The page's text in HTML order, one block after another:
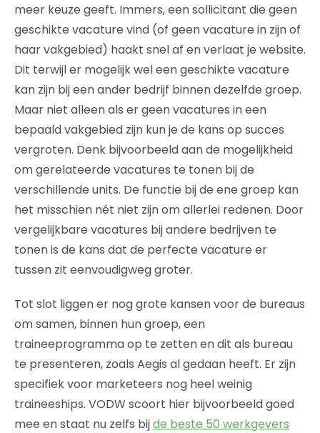
meer keuze geeft. Immers, een sollicitant die geen
geschikte vacature vind (of geen vacature in zijn of
haar vakgebied) haakt snel af en verlaat je website.
Dit terwijl er mogelijk wel een geschikte vacature
kan zijn bij een ander bedrijf binnen dezelfde groep.
Maar niet alleen als er geen vacatures in een
bepaald vakgebied zijn kun je de kans op succes
vergroten. Denk bijvoorbeeld aan de mogelijkheid
om gerelateerde vacatures te tonen bij de
verschillende units. De functie bij de ene groep kan
het misschien nét niet zijn om allerlei redenen. Door
vergelijkbare vacatures bij andere bedrijven te
tonen is de kans dat de perfecte vacature er
tussen zit eenvoudigweg groter.
Tot slot liggen er nog grote kansen voor de bureaus
om samen, binnen hun groep, een
traineeprogramma op te zetten en dit als bureau
te presenteren, zoals Aegis al gedaan heeft. Er zijn
specifiek voor marketeers nog heel weinig
traineeships. VODW scoort hier bijvoorbeeld goed
mee en staat nu zelfs bijde beste 50 werkgevers